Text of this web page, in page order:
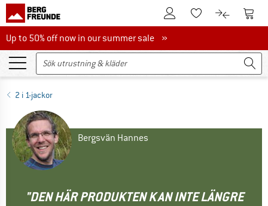
Till kundkontotTill minneslistan.
Till Till
Up to 50% off now in our summer sale
Up to 50% off now in our summer sale »
2 i 1-jackor
Bergsvän Hannes
"DEN HÄR PRODUKTEN KAN INTE LÄNGRE